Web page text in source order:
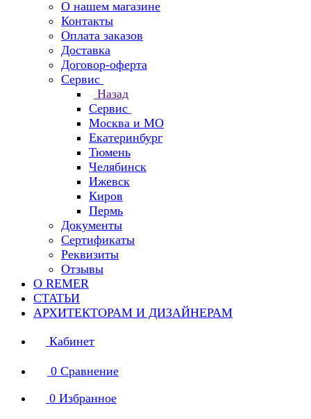
О нашем магазине
Контакты
Оплата заказов
Доставка
Договор-оферта
Сервис
Назад
Сервис
Москва и МО
Екатеринбург
Тюмень
Челябинск
Ижевск
Киров
Пермь
Документы
Сертификаты
Реквизиты
Отзывы
О REMER
СТАТЬИ
АРХИТЕКТОРАМ И ДИЗАЙНЕРАМ
Кабинет
0 Сравнение
0 Избранное